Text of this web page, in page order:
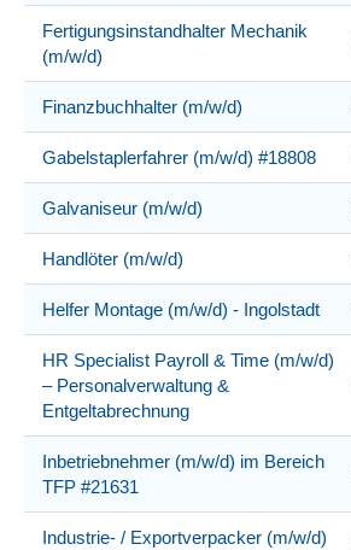
Fertigungsinstandhalter Mechanik
(m/w/d)
Finanzbuchhalter (m/w/d)
Gabelstaplerfahrer (m/w/d) #18808
Galvaniseur (m/w/d)
Handlöter (m/w/d)
Helfer Montage (m/w/d) - Ingolstadt
HR Specialist Payroll & Time (m/w/d)
– Personalverwaltung &
Entgeltabrechnung
Inbetriebnehmer (m/w/d) im Bereich
TFP #21631
Industrie- / Exportverpacker (m/w/d)